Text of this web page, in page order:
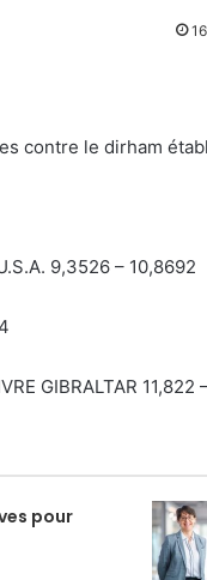
contre le dirham
9,3526 – 10,8692
GIBRALTAR 11,822
pour